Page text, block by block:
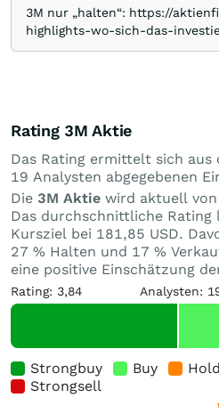
3M nur „halten“: https://
highlights-wo-sich-das-
Rating 3M Aktie
Das Rating ermittelt sich
19 Analysten abgegebenen
Die 3M Aktie wird aktuell
Das durchschnittliche
Kursziel bei 181,85 USD.
27 % Halten und 17 %
eine positive Einschätzung
Rating: 3,84 Analysten:
Strongbuy Buy Hold
Strongsell